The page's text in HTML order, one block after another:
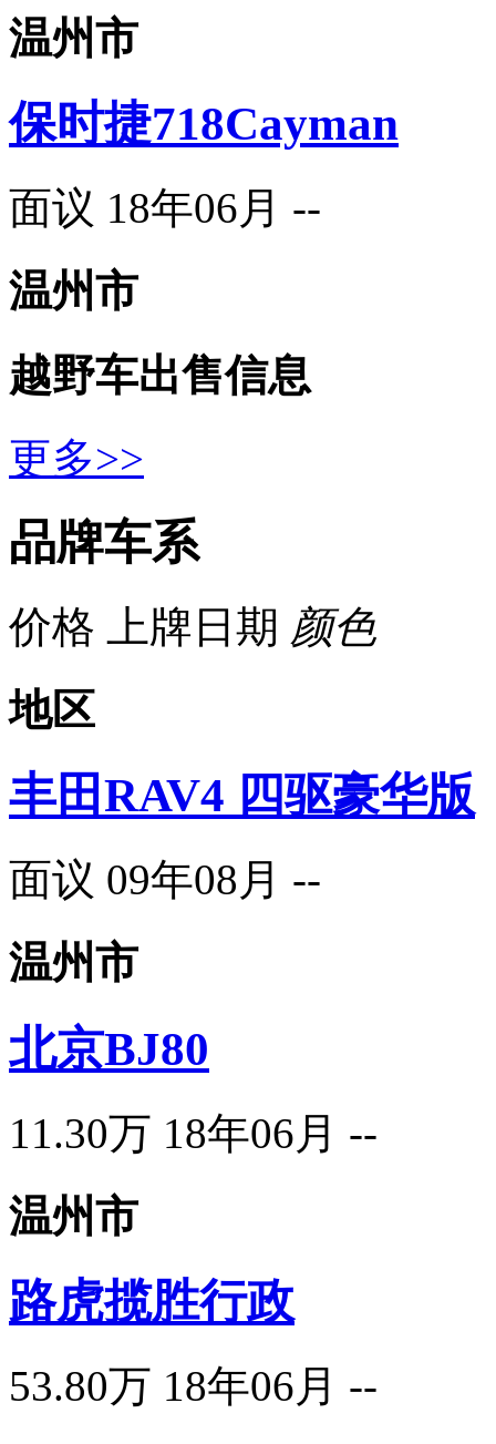
温州市
保时捷718Cayman
面议 18年06月 --
温州市
越野车出售信息
更多>>
品牌车系
价格 上牌日期 颜色
地区
丰田RAV4 四驱豪华版
面议 09年08月 --
温州市
北京BJ80
11.30万 18年06月 --
温州市
路虎揽胜行政
53.80万 18年06月 --